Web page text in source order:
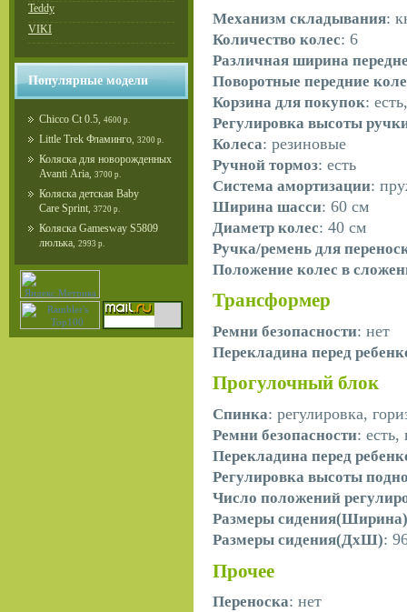
Teddy
VIKI
Популярные модели
Chicco Ct 0.5 4600 р.
Little Trek Фламинго 3200 р.
Коляска для новорожденных
Avanti Aria 3700 р.
Коляска детская Baby
Care Sprint 3720 р.
Коляска Gamesway S5809
люлька 2993 р.
Механизм складывания:
Количество колес: 6
Различная ширина
Поворотные передние
Корзина для покупок:
Регулировка высоты
Колеса: резиновые
Ручной тормоз: есть
Система амортизации:
Ширина шасси: 60 см
Диаметр колес: 40 см
Ручка/ремень для
Положение колес в
Трансформер
Ремни безопасности: нет
Перекладина перед
Прогулочный блок
Спинка: регулировка,
Ремни безопасности: есть,
Перекладина перед
Регулировка высоты
Число положений
Размеры сидения(Ширина)
Размеры сидения(ДхШ):
Прочее
Переноска: нет